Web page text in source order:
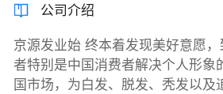
公司介绍
京源发业始 终本着发现美好意愿
者特别是中国消费者解决个人形象
国市场，为白发、脱发、秃发以及